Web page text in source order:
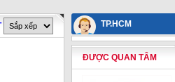
TP.HCM
ĐƯỢC QUAN TÂM